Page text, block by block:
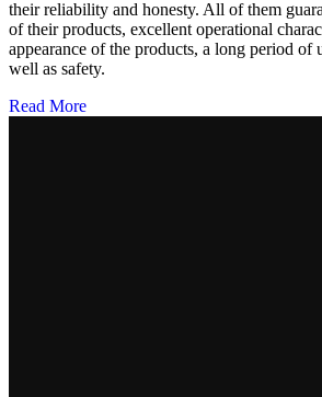
their reliability and honesty. All of them
of their products, excellent operational
appearance of the products, a long period of
well as safety.
Read More